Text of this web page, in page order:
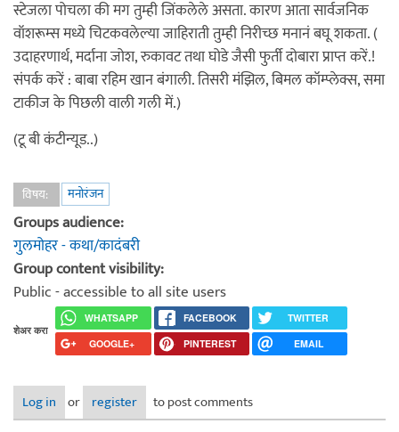
स्टेजला पोचला की मग तुम्ही जिंकलेले असता. कारण आता सार्वजनिक
वॉशरूम्स मध्ये चिटकवलेल्या जाहिराती तुम्ही निरीच्छ मनानं बघू शकता. (
उदाहरणार्थ, मर्दाना जोश, रुकावट तथा घोडे जैसी फुर्ती दोबारा प्राप्त करें.!
संपर्क करें : बाबा रहिम खान बंगाली. तिसरी मंझिल, बिमल कॉम्प्लेक्स, समा
टाकीज के पिछली वाली गली में.‌‌)
(टू बी कंटीन्यूड..)
विषय: मनोरंजन
Groups audience:
गुलमोहर - कथा/कादंबरी
Group content visibility:
Public - accessible to all site users
शेअर करा
WHATSAPP FACEBOOK
TWITTER
GOOGLE+
PINTEREST EMAIL
Log in or register to post comments